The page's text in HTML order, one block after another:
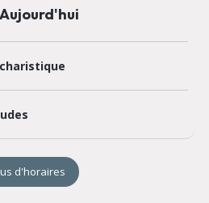
Aujourd'hui
d'horaires